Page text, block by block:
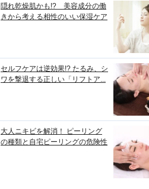
隠れ乾燥肌かも!? 美容成分の働
きから考える相性のいい保湿ケア
セルフケアは逆効果!? たるみ、シ
ワを撃退する正しい「リフトア...
大人ニキビを解消！ ピーリング
の種類と自宅ピーリングの危険性